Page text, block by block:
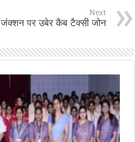
Next
जंक्शन पर उबेर कैब टैक्सी जोन